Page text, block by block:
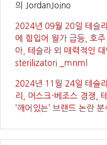
의
JordanJoino
2024년 09월 20일 테슬
에 힘입어 월가 급등, 호
아, 테슬라 외 매력적인
sterilizatori _mnml
2024년 11월 24일 테슬
리, 머스크-베조스 경쟁,
‘깨어있는’ 브랜드 논란 분